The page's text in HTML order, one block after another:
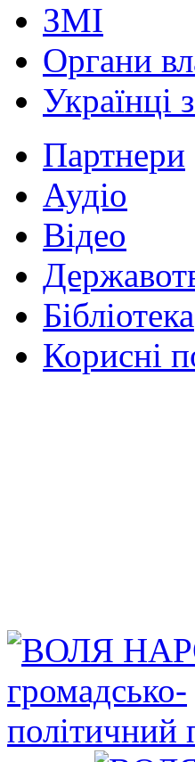
ЗМІ
Органи
Українці
Партнери
Аудіо
Відео
Бібліотека
Корисні